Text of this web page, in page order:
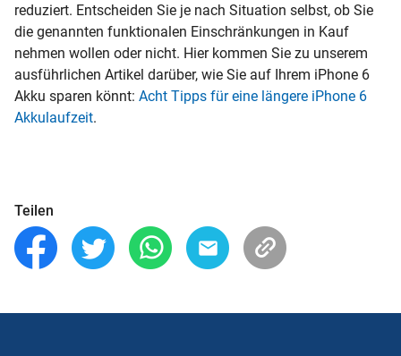
reduziert. Entscheiden Sie je nach Situation selbst, ob Sie
die genannten funktionalen Einschränkungen in Kauf
nehmen wollen oder nicht. Hier kommen Sie zu unserem
ausführlichen Artikel darüber, wie Sie auf Ihrem iPhone 6
Akku sparen könnt: Acht Tipps für eine längere iPhone 6
Akkulaufzeit.
Teilen